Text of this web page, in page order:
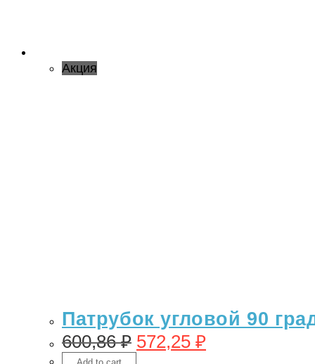
Акция
Патрубок угловой 90
600,86₽ 572,25 ₽